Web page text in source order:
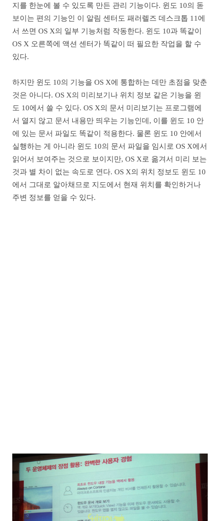
지를 한눈에 볼 수 있도록 만든 관리 기능이다. 윈도 10의 돋
보이는 편의 기능인 이 알림 센터도 패러렐즈 데스크톱 11에
서 쓰면 OS X의 일부 기능처럼 작동한다. 윈도 10과 똑같이
OS X 오른쪽에 액션 센터가 똑같이 떠 필요한 작업을 할 수
있다.
하지만 윈도 10의 기능을 OS X에 통합하는 데만 초점을 맞춘
것은 아니다. OS X의 미리보기나 위치 정보 같은 기능을 윈
도 10에서 쓸 수 있다. OS X의 문서 미리보기는 프로그램에
서 열지 않고 문서 내용만 띄우는 기능인데, 이를 윈도 10 안
에 있는 문서 파일도 똑같이 적용한다. 물론 윈도 10 안에서
실행하는 게 아니라 윈도 10의 문서 파일을 임시로 OS X에서
읽어서 보여주는 것으로 보이지만, OS X로 옮겨서 미리 보는
것과 별 차이 없는 속도로 연다. OS X의 위치 정보도 윈도 10
에서 그대로 알아채므로 지도에서 현재 위치를 확인하거나
주변 정보를 얻을 수 있다.